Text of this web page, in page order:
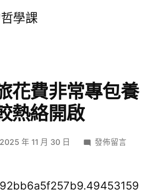
學課
花費非常專包養
熱絡開啟
2025 年 11 月 30 日
在
文
發佈留言